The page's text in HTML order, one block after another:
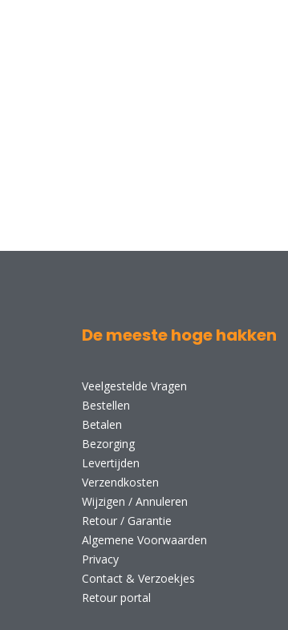
De meeste hoge hakken
Veelgestelde Vragen
Bestellen
Betalen
Bezorging
Levertijden
Verzendkosten
Wijzigen / Annuleren
Retour / Garantie
Algemene Voorwaarden
Privacy
Contact & Verzoekjes
Retour portal